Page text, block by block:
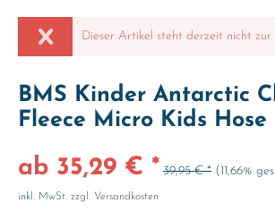
Dieser Artikel steht derzeit nicht zur
BMS Kinder Antarctic
Fleece Micro Kids
ab 35,29 € * 39,95 € * (11,66%
inkl. MwSt. zzgl. Versandkosten